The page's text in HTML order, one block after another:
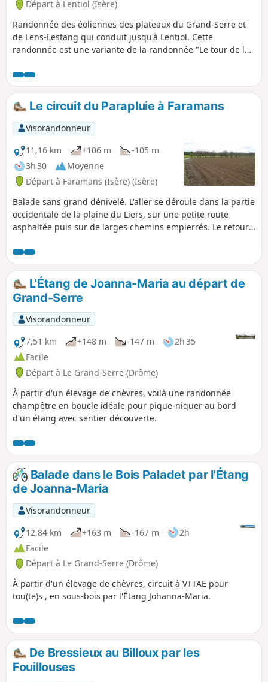
Départ à Lentiol (Isère)
Randonnée des éoliennes des plateaux du Grand-Serre et
de Lens-Lestang qui conduit jusqu'à Lentiol. Cette
randonnée est une variante de la randonnée "Le tour de la
va en bordure du village de Marcollin.
Le circuit du Parapluie à Faramans
Visorandonneur
11,16 km
+106 m
-105 m
3h 30
Moyenne
Départ à Faramans (Isère) (Isère)
Balade sans grand dénivelé. L'aller se déroule dans la partie
occidentale de la plaine du Liers, sur une petite route
asphaltée puis sur de larges chemins empierrés. Le retour
L'Étang de Joanna-Maria au départ de
Grand-Serre
Visorandonneur
7,51 km
+148 m -147 m
2h 35
Facile
Départ à Le Grand-Serre (Drôme)
À partir d'un élevage de chèvres, voilà une randonnée
champêtre en boucle idéale pour pique-niquer au bord
d'un étang avec sentier découverte.
Balade dans le Bois Paladet par l'Étang
de Joanna-Maria
Visorandonneur
12,84 km
+163 m -167 m
2h
Facile
Départ à Le Grand-Serre (Drôme)
À partir d'un élevage de chèvres, circuit à VTTAE pour
tou(te)s , en sous-bois par l'Étang Johanna-Maria.
De Bressieux au Billoux par les
Fouillouses